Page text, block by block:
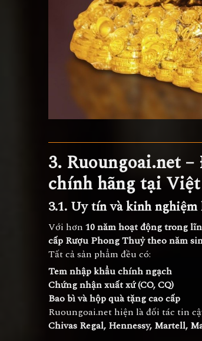
3. Ruoungoai.net
chính hãng tại
3.1. Uy tín và kinh nghiệm
Với hơn 10 năm hoạt động trong
cấp Rượu Phong Thuỷ theo năm
Tất cả sản phẩm đều có:
Tem nhập khẩu chính ngạch
Chứng nhận xuất xứ (CO, CQ)
Bao bì và hộp quà tặng cao cấp
Ruoungoai.net hiện là đối tác tin
Chivas Regal, Hennessy, Martell,